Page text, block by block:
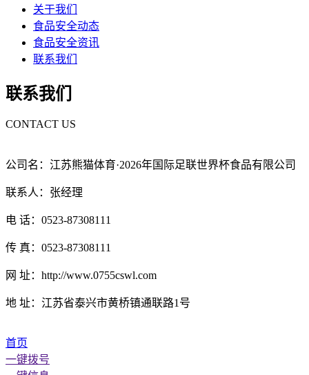
关于我们
食品安全动态
食品安全资讯
联系我们
联系我们
CONTACT US
公司名：江苏熊猫体育·2026年国际足联世界杯食品有限公司
联系人：张经理
电 话：0523-87308111
传 真：0523-87308111
网 址：http://www.0755cswl.com
地 址：江苏省泰兴市黄桥镇通联路1号
首页
一键拨号